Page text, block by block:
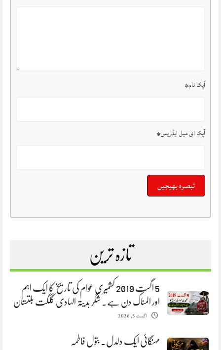
آپکا نام*
آپکا ای میل ایڈریس*
تازہ ترین
5 اگست 2019 کشمیری عوام کی تاریخ کا ایک اہم
اور المناک دن ہے. شگر ہدیتہ الہادی گلگت بلتستان
اگست 5, 2026
مہنگائی ایک دلدل. بتول فاطمہ